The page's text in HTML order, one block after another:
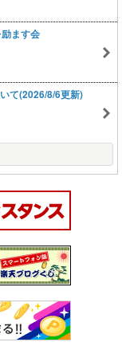
ます会
て(2026/8/6更新)